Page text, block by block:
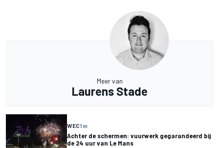
Meer van
Laurens Stade
WEC1 m
Achter de schermen: vuurwerk gegarandeerd bij
de 24 uur van Le Mans